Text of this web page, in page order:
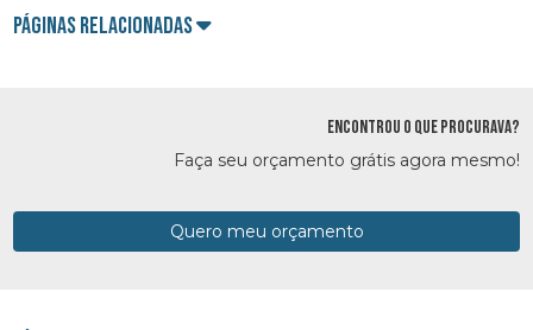
Páginas Relacionadas
ENCONTROU O QUE PROCURAVA?
Faça seu orçamento grátis agora mesmo!
Quero meu orçamento